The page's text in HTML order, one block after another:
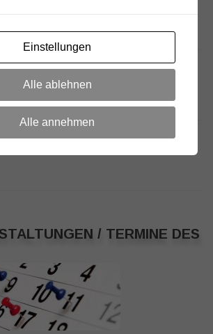
in den Medien – Meraner
Friedrichshafen 2026
/ TERMINE DES
Einstellungen
Alle ablehnen
Alle annehmen